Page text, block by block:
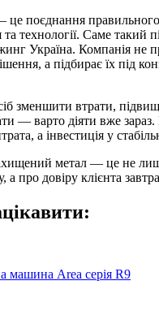
поєднання правильного
технології. Саме такий
Україна. Компанія не
а підбирає їх під
зменшити втрати,
— варто діяти вже
а інвестиція у
метал — це не
про довіру клієнта
машина Area серія R9